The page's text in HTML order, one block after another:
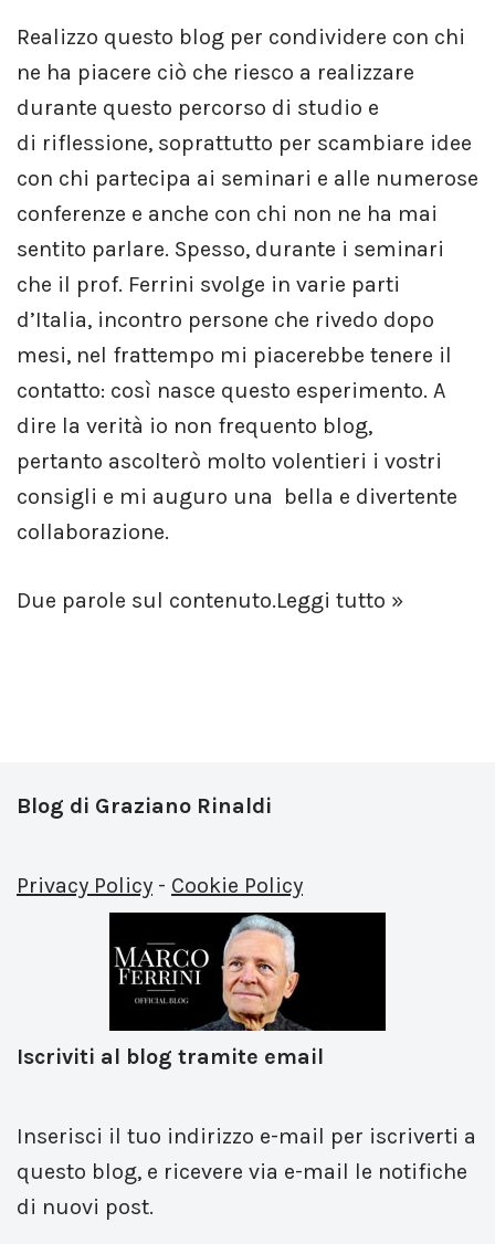
Realizzo questo blog per condividere con chi
ne ha piacere ciò che riesco a realizzare
durante questo percorso di studio e
di riflessione, soprattutto per scambiare idee
con chi partecipa ai seminari e alle numerose
conferenze e anche con chi non ne ha mai
sentito parlare. Spesso, durante i seminari
che il prof. Ferrini svolge in varie parti
d’Italia, incontro persone che rivedo dopo
mesi, nel frattempo mi piacerebbe tenere il
contatto: così nasce questo esperimento. A
dire la verità io non frequento blog,
pertanto ascolterò molto volentieri i vostri
consigli e mi auguro una bella e divertente
collaborazione.
Due parole sul contenuto.Leggi tutto »
Blog di Graziano Rinaldi
Privacy Policy - Cookie Policy
Iscriviti al blog tramite email
Inserisci il tuo indirizzo e-mail per iscriverti a
questo blog, e ricevere via e-mail le notifiche
di nuovi post.